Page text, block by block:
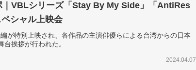
｜VBLシリーズ「Stay By My Side」「AntiRes
シャル上映会
が特別上映され、各作品の主演俳優らによる台湾からの日本
台挨拶が行われた。
2024.04.07